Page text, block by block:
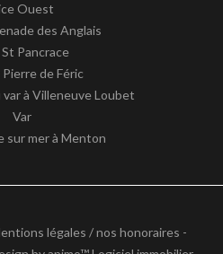
Ouest
des Anglais
Pancrace
de Féric
à Villeneuve Loubet
Var
sur mer à Menton
légales / nos honoraires -